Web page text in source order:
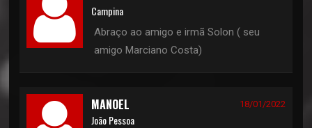
Campina
Abraço ao amigo e irmã Solon ( seu
amigo Marciano Costa)
MANOEL 18/01/2022
João Pessoa